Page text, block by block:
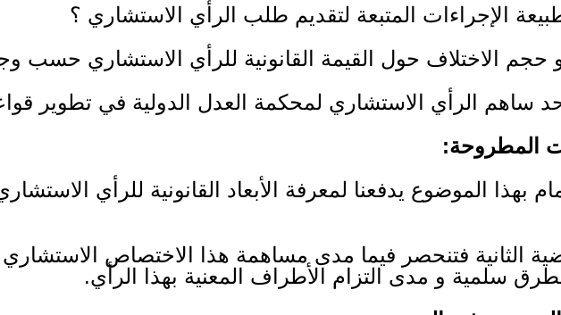
الإجراءات المتبعة لتقديم طلب الرأي الاستشاري ؟
الاختلاف حول القيمة القانونية للرأي الاستشاري حسب
ساهم الرأي الاستشاري لمحكمة العدل الدولية في تطوير
المطروحة:
بهذا الموضوع يدفعنا لمعرفة الأبعاد القانونية للرأي
الثانية فتنحصر فيما مدى مساهمة هذا الاختصاص
بطرق سلمية و مدى التزام الأطراف المعنية بهذا الرأي.